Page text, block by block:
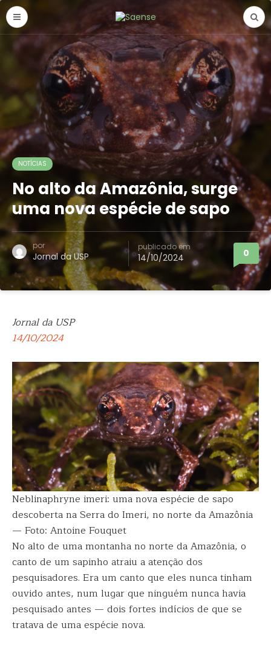
NOTÍCIAS
No alto da Amazônia, surge
uma nova espécie de sapo
por
Jornal da USP
publicado em
14/10/2024 0
Jornal da USP
14/10/2024
Neblinaphryne imeri: uma nova espécie de sapo
descoberta na Serra do Imeri, no norte da Amazônia
— Foto: Antoine Fouquet
No alto de uma montanha no norte da Amazônia, o
canto de um sapinho atraiu a atenção dos
pesquisadores. Era um canto que eles nunca tinham
ouvido antes, num lugar que ninguém nunca havia
pesquisado antes — dois fortes indícios de que se
tratava de uma espécie nova.